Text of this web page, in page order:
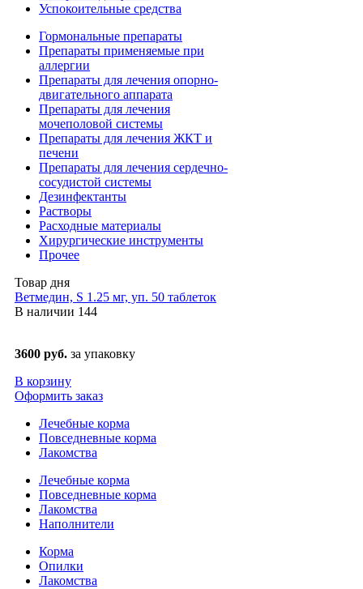
Успокоительные средства
Гормональные препараты
Препараты применяемые при
аллергии
Препараты для лечения опорно-
двигательного аппарата
Препараты для лечения
мочеполовой системы
Препараты для лечения ЖКТ и
печени
Препараты для лечения сердечно-
сосудистой системы
Дезинфектанты
Растворы
Расходные материалы
Хирургические инструменты
Прочее
Товар дня
Ветмедин, S 1.25 мг, уп. 50 таблеток
В наличии 144
3600 руб. за упаковку
В корзину
Оформить заказ
Лечебные корма
Повседневные корма
Лакомства
Лечебные корма
Повседневные корма
Лакомства
Наполнители
Корма
Опилки
Лакомства